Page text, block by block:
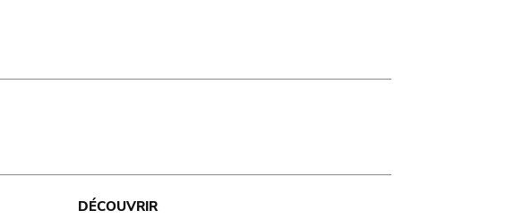
DÉCOUVRIR